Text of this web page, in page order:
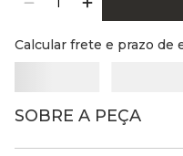
Calcular frete e prazo de
SOBRE A PEÇA